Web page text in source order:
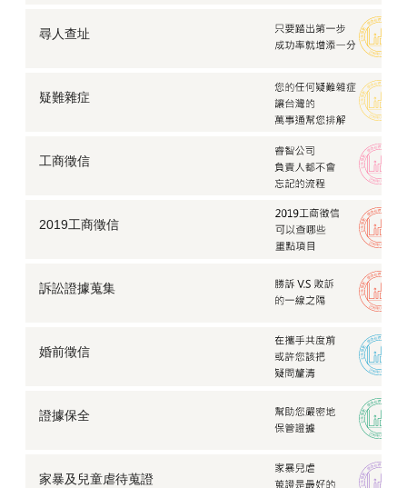
尋人查址
疑難雜症
工商徵信
2019工商徵信
訴訟證據蒐集
婚前徵信
證據保全
家暴及兒童虐待蒐證